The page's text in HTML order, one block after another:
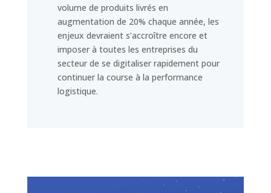
volume de produits livrés en
augmentation de 20% chaque année, les
enjeux devraient s’accroître encore et
imposer à toutes les entreprises du
secteur de se digitaliser rapidement pour
continuer la course à la performance
logistique.